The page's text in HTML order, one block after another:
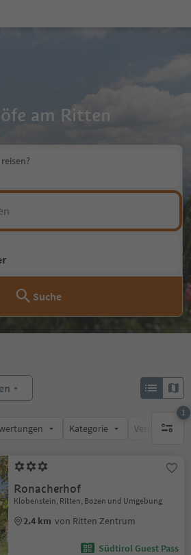
am Ritten
Suche
Kategorie
1
1
Ronacherhof
Klobenstein, Ritten, Bozen und Umgebung
2.4 km von Ritten Zentrum
Südtirol Guest Pass